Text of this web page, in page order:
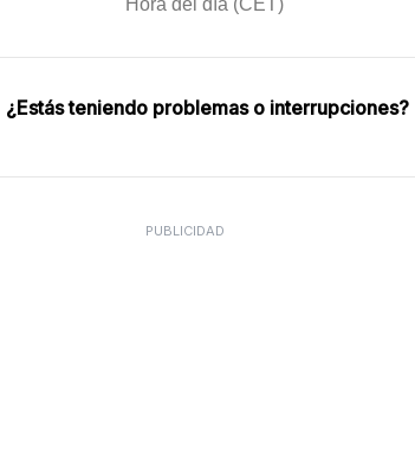
¿Estás teniendo problemas o interrupciones?
PUBLICIDAD